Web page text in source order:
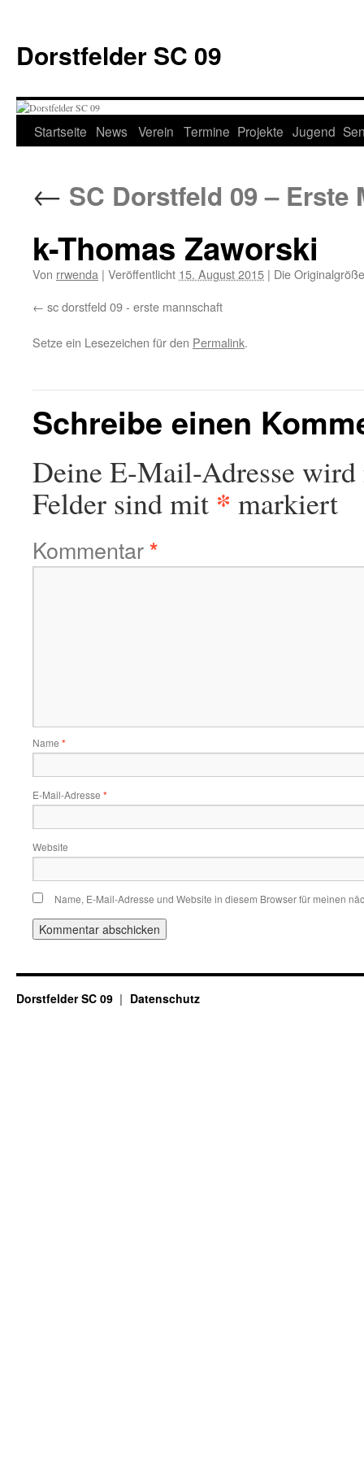
springen
Dorstfelder SC 09
Startseite News Verein Termine Projekte Jugend
← SC Dorstfeld 09 – Erste
k-Thomas Zaworski
Von rrwenda | Veröffentlicht 15. August 2015 | Die
sc dorstfeld 09 - erste mannschaft
Setze ein Lesezeichen für den Permalink.
Schreibe einen
Deine E-Mail-Adresse
Felder sind mit * markiert
Kommentar*
Name *
E-Mail-Adresse *
Website
Name, E-Mail-Adresse und Website in diesem Browser für meinen
Dorstfelder SC 09 Datenschutz